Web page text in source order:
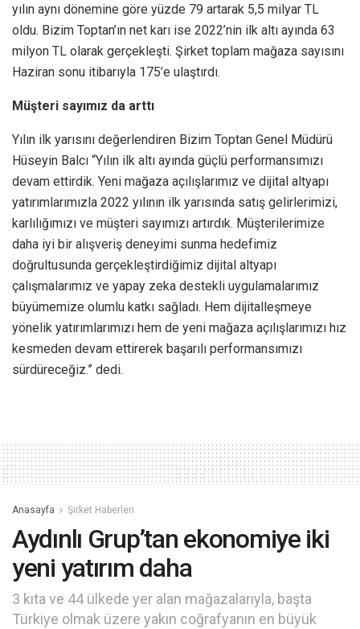
yılın aynı dönemine göre yüzde 79 artarak 5,5 milyar TL
oldu. Bizim Toptan’ın net karı ise 2022’nin ilk altı ayında 63
milyon TL olarak gerçekleşti. Şirket toplam mağaza sayısını
Haziran sonu itibarıyla 175’e ulaştırdı.
Müşteri sayımız da arttı
Yılın ilk yarısını değerlendiren Bizim Toptan Genel Müdürü
Hüseyin Balcı “Yılın ilk altı ayında güçlü performansımızı
devam ettirdik. Yeni mağaza açılışlarımız ve dijital altyapı
yatırımlarımızla 2022 yılının ilk yarısında satış gelirlerimizi,
karlılığımızı ve müşteri sayımızı artırdık. Müşterilerimize
daha iyi bir alışveriş deneyimi sunma hedefimiz
doğrultusunda gerçekleştirdiğimiz dijital altyapı
çalışmalarımız ve yapay zeka destekli uygulamalarımız
büyümemize olumlu katkı sağladı. Hem dijitalleşmeye
yönelik yatırımlarımızı hem de yeni mağaza açılışlarımızı hız
kesmeden devam ettirerek başarılı performansımızı
sürdüreceğiz.” dedi.
Anasayfa Şirket Haberleri
Aydınlı Grup’tan ekonomiye iki
yeni yatırım daha
3 kıta ve 44 ülkede yer alan mağazalarıyla, başta
Türkiye olmak üzere yakın coğrafyanın en büyük